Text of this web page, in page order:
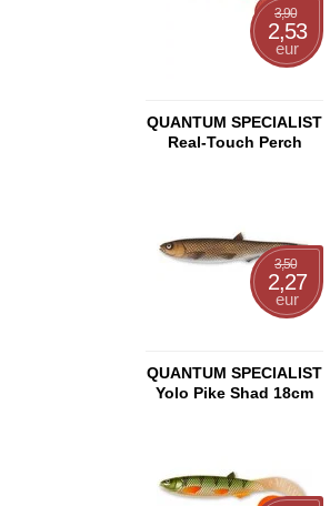
QUANTUM SPECIALIST
Real-Touch Perch
3,90
2,53
eur
QUANTUM SPECIALIST
Yolo Pike Shad 18cm
3,50
2,27
eur